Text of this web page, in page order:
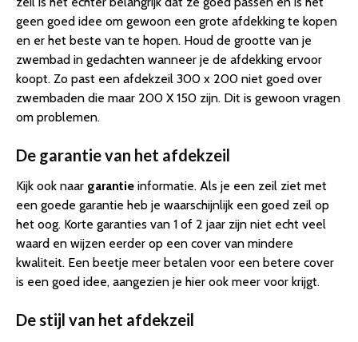
geen goed idee om gewoon een grote afdekking te kopen
en er het beste van te hopen. Houd de grootte van je
zwembad in gedachten wanneer je de afdekking ervoor
koopt. Zo past een afdekzeil 300 x 200 niet goed over
zwembaden die maar 200 X 150 zijn. Dit is gewoon vragen
om problemen.
De garantie van het afdekzeil
Kijk ook naar garantie informatie. Als je een zeil ziet met
een goede garantie heb je waarschijnlijk een goed zeil op
het oog. Korte garanties van 1 of 2 jaar zijn niet echt veel
waard en wijzen eerder op een cover van mindere
kwaliteit. Een beetje meer betalen voor een betere cover
is een goed idee, aangezien je hier ook meer voor krijgt.
De stijl van het afdekzeil